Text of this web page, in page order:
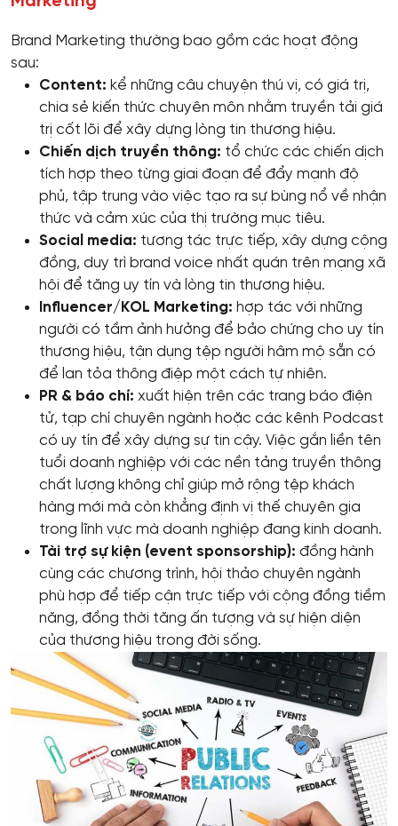
Brand Marketing thường bao gồm các hoạt động
sau:
Content: kể những câu chuyện thú vị, có giá trị,
chia sẻ kiến thức chuyên môn nhằm truyền tải giá
trị cốt lõi để xây dựng lòng tin thương hiệu.
Chiến dịch truyền thông: tổ chức các chiến dịch
tích hợp theo từng giai đoạn để đẩy mạnh độ
phủ, tập trung vào việc tạo ra sự bùng nổ về nhận
thức và cảm xúc của thị trường mục tiêu.
Social media: tương tác trực tiếp, xây dựng cộng
đồng, duy trì brand voice nhất quán trên mạng xã
hội để tăng uy tín và lòng tin thương hiệu.
Influencer/KOL Marketing: hợp tác với những
người có tầm ảnh hưởng để bảo chứng cho uy tín
thương hiệu, tận dụng tệp người hâm mộ sẵn có
để lan tỏa thông điệp một cách tự nhiên.
PR & báo chí: xuất hiện trên các trang báo điện
tử, tạp chí chuyên ngành hoặc các kênh Podcast
có uy tín để xây dựng sự tin cậy. Việc gắn liền tên
tuổi doanh nghiệp với các nền tảng truyền thông
chất lượng không chỉ giúp mở rộng tệp khách
hàng mới mà còn khẳng định vị thế chuyên gia
trong lĩnh vực mà doanh nghiệp đang kinh doanh.
Tài trợ sự kiện (event sponsorship): đồng hành
cùng các chương trình, hội thảo chuyên ngành
phù hợp để tiếp cận trực tiếp với cộng đồng tiềm
năng, đồng thời tăng ấn tượng và sự hiện diện
của thương hiệu trong đời sống.